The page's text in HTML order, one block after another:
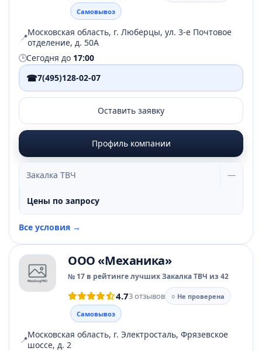
Самовывоз
📍Московская область, г. Люберцы, ул. 3-е Почтовое
отделение, д. 50А
🕒Сегодня до 17:00
☎7(495)128-02-07
Оставить заявку
Профиль компании
Закалка ТВЧ —
Цены по запросу
Все условия →
ООО «Механика»
№ 17 в рейтинге лучших Закалка ТВЧ из 42
4.73 отзывов
○ Не проверена
Самовывоз
📍Московская область, г. Электросталь, Фрязевское
шоссе, д. 2